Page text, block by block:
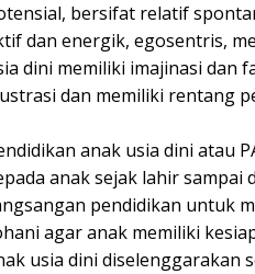
bersifat relatif
dan energik, egosentris,
dini memiliki imajinasi dan
dan memiliki rentang
anak usia dini atau
anak sejak lahir
pendidikan untuk
agar anak memiliki
usia dini diselenggarakan